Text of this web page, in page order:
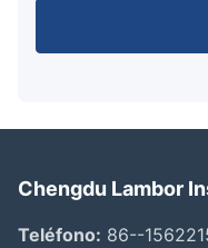
Chengdu Lambor
Teléfono: 86--